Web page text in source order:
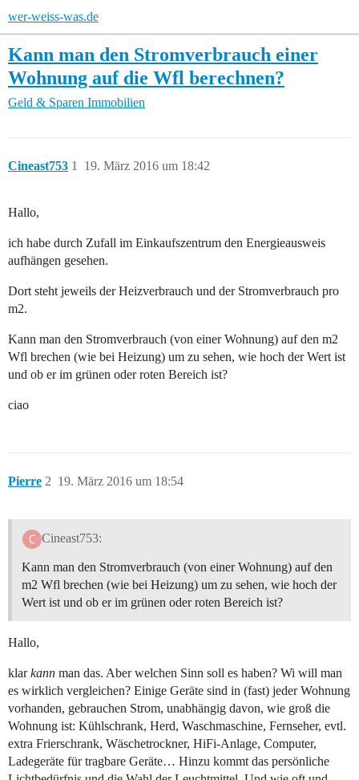
wer-weiss-was.de
Kann man den Stromverbrauch einer
Wohnung auf die Wfl berechnen?
Geld & Sparen Immobilien
Cineast753 19. März 2016 um 18:42
1
Hallo,
ich habe durch Zufall im Einkaufszentrum den Energieausweis
aufhängen gesehen.
Dort steht jeweils der Heizverbrauch und der Stromverbrauch pro
m2.
Kann man den Stromverbrauch (von einer Wohnung) auf den m2
Wfl brechen (wie bei Heizung) um zu sehen, wie hoch der Wert ist
und ob er im grünen oder roten Bereich ist?
ciao
Pierre 19. März 2016 um 18:54
2
Cineast753:
Kann man den Stromverbrauch (von einer Wohnung) auf den
m2 Wfl brechen (wie bei Heizung) um zu sehen, wie hoch der
Wert ist und ob er im grünen oder roten Bereich ist?
Hallo,
klarkann man das. Aber welchen Sinn soll es haben? Wi will man
es wirklich vergleichen? Einige Geräte sind in (fast) jeder Wohnung
vorhanden, gebrauchen Strom, unabhängig davon, wie groß die
Wohnung ist: Kühlschrank, Herd, Waschmaschine, Fernseher, evtl.
extra Frierschrank, Wäschetrockner, HiFi-Anlage, Computer,
Ladegeräte für tragbare Geräte… Hinzu kommt das persönliche